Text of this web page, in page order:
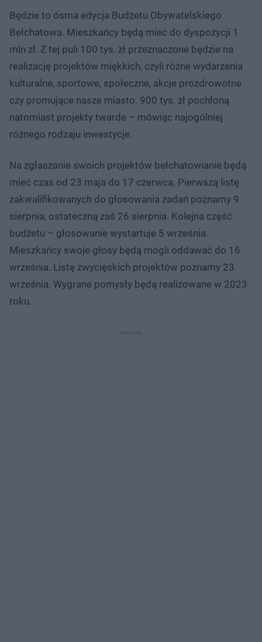
Będzie to ósma edycja Budżetu Obywatelskiego
Bełchatowa. Mieszkańcy będą mieć do dyspozycji 1
mln zł. Z tej puli 100 tys. zł przeznaczone będzie na
realizację projektów miękkich, czyli różne wydarzenia
kulturalne, sportowe, społeczne, akcje prozdrowotne
czy promujące nasze miasto. 900 tys. zł pochłoną
natomiast projekty twarde – mówiąc najogólniej
różnego rodzaju inwestycje.
Na zgłaszanie swoich projektów bełchatowianie będą
mieć czas od 23 maja do 17 czerwca. Pierwszą listę
zakwalifikowanych do głosowania zadań poznamy 9
sierpnia, ostateczną zaś 26 sierpnia. Kolejna część
budżetu – głosowanie wystartuje 5 września.
Mieszkańcy swoje głosy będą mogli oddawać do 16
września. Listę zwycięskich projektów poznamy 23
września. Wygrane pomysły będą realizowane w 2023
roku.